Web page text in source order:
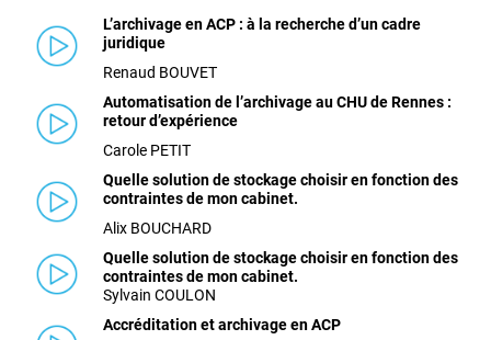
L’archivage en ACP : à la recherche d’un cadre
juridique
Renaud BOUVET
Automatisation de l’archivage au CHU de Rennes :
retour d’expérience
Carole PETIT
Quelle solution de stockage choisir en fonction des
contraintes de mon cabinet.
Alix BOUCHARD
Quelle solution de stockage choisir en fonction des
contraintes de mon cabinet.
Sylvain COULON
Accréditation et archivage en ACP